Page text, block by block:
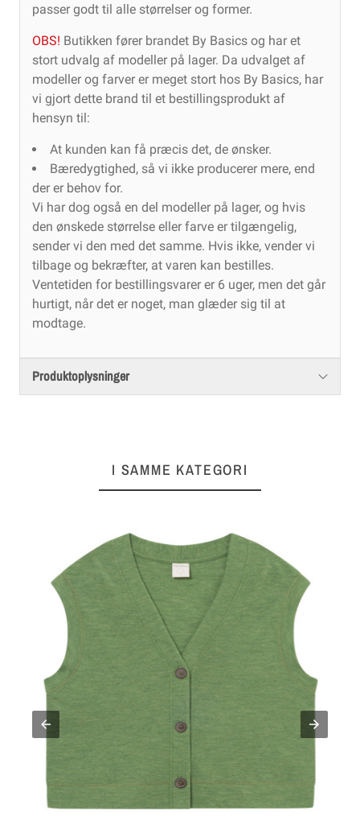
passer godt til alle størrelser og former.
OBS! Butikken fører brandet By Basics og har et
stort udvalg af modeller på lager. Da udvalget af
modeller og farver er meget stort hos By Basics, har
vi gjort dette brand til et bestillingsprodukt af
hensyn til:
At kunden kan få præcis det, de ønsker.
Bæredygtighed, så vi ikke producerer mere, end
der er behov for.
Vi har dog også en del modeller på lager, og hvis
den ønskede størrelse eller farve er tilgængelig,
sender vi den med det samme. Hvis ikke, vender vi
tilbage og bekræfter, at varen kan bestilles.
Ventetiden for bestillingsvarer er 6 uger, men det går
hurtigt, når det er noget, man glæder sig til at
modtage.
Produktoplysninger
I SAMME KATEGORI